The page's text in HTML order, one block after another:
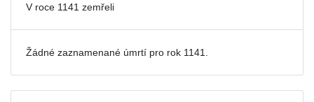
V roce 1141 zemřeli
Žádné zaznamenané úmrtí pro rok 1141.